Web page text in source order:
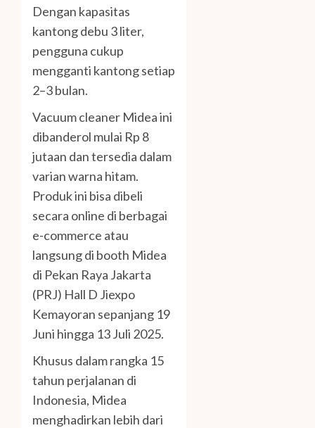
Dengan kapasitas
kantong debu 3 liter,
pengguna cukup
mengganti kantong setiap
2–3 bulan.
Vacuum cleaner Midea ini
dibanderol mulai Rp 8
jutaan dan tersedia dalam
varian warna hitam.
Produk ini bisa dibeli
secara online di berbagai
e-commerce atau
langsung di booth Midea
di Pekan Raya Jakarta
(PRJ) Hall D Jiexpo
Kemayoran sepanjang 19
Juni hingga 13 Juli 2025.
Khusus dalam rangka 15
tahun perjalanan di
Indonesia, Midea
menghadirkan lebih dari